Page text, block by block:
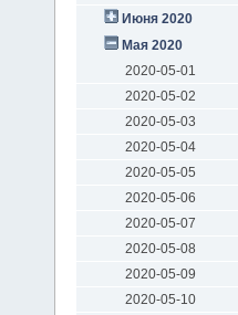
Июня 2020
Мая 2020
2020-05-01
2020-05-02
2020-05-03
2020-05-04
2020-05-05
2020-05-06
2020-05-07
2020-05-08
2020-05-09
2020-05-10